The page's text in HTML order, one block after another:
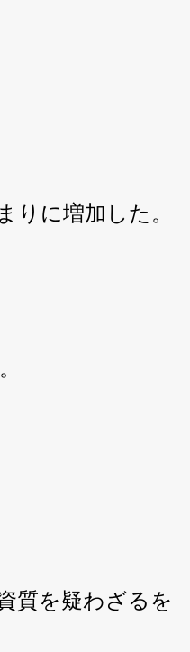
りに増加した。
質を疑わざるを